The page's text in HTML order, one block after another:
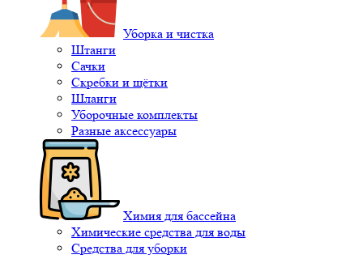
Уборка и чистка
Штанги
Сачки
Скребки и щётки
Шланги
Уборочные комплекты
Разные аксессуары
Химия для бассейна
Химические средства для воды
Средства для уборки